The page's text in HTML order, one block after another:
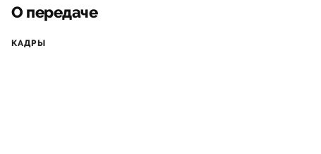
О передаче
КАДРЫ